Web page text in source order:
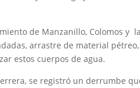
de Manzanillo, Colomos y
arrastre de material
estos cuerpos de agua.
se registró un derrumbe